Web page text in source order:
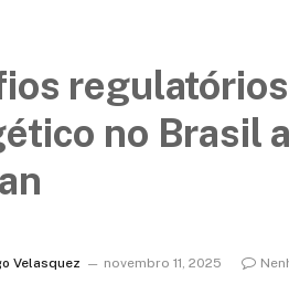
no Brasil
Velasquez novembro 11, 2025